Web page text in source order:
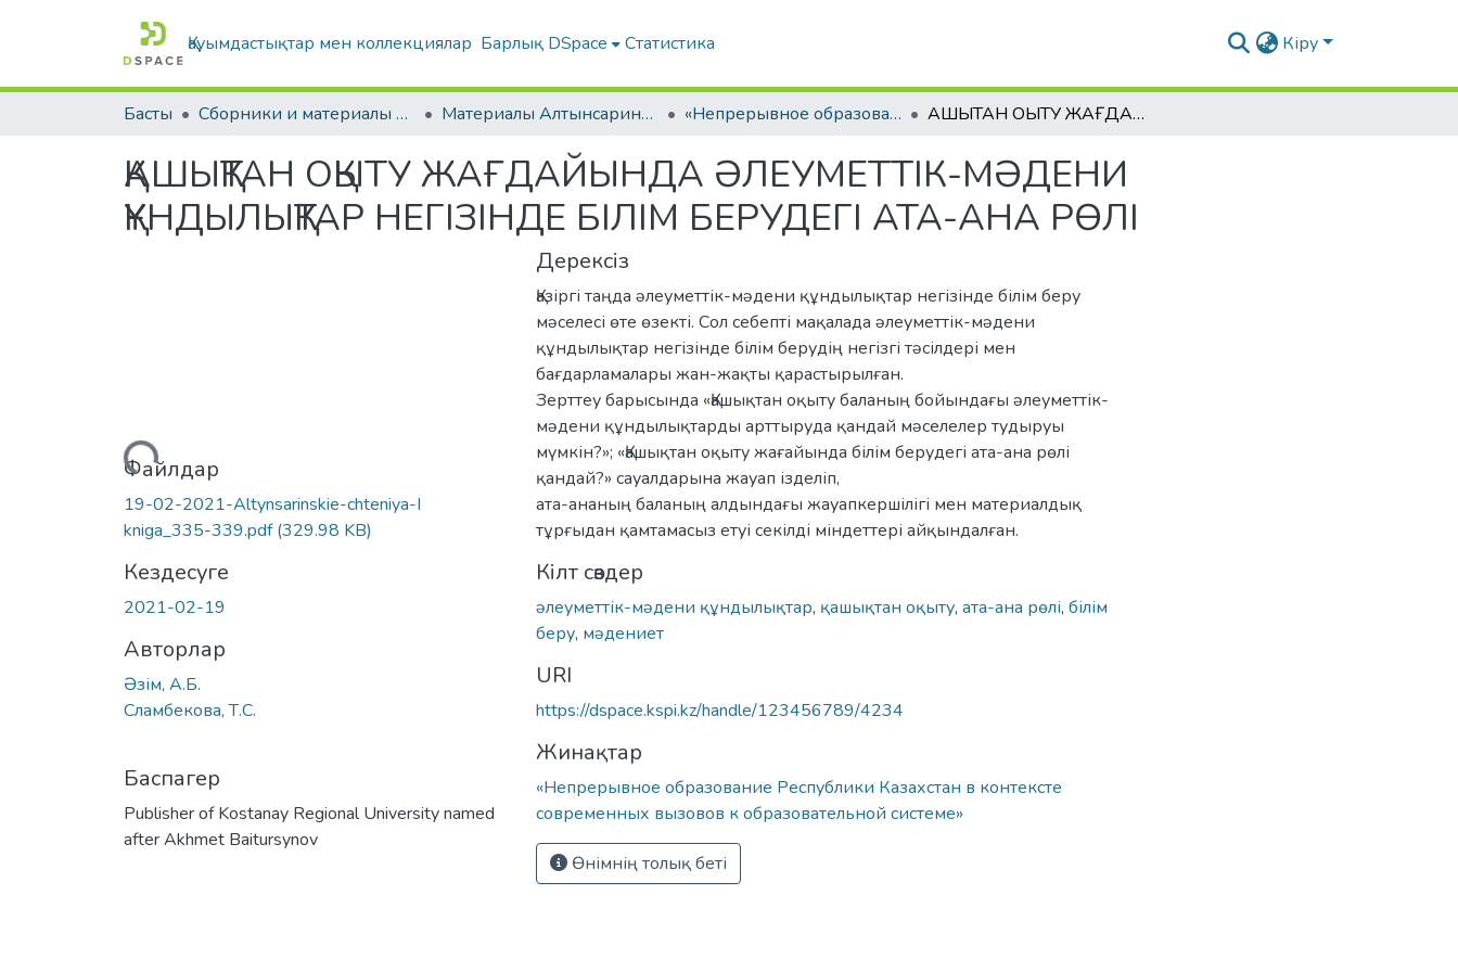
Қауымдастықтар мен коллекциялар Барлық DSpace Статистика Кіру
Басты Сборники и материалы конференций Материалы Алтынсаринских педагогических чтений «Непрерывное образование Республики Казахстан в контексте современных вызовов к образовательной системе» ҚАШЫҚТАН ОҚЫТУ ЖАҒДАЙЫНДА ƏЛЕУМЕТТІК-МƏДЕНИ ҚҰНДЫЛЫҚТАР НЕГІЗІНДЕ БІЛІМ БЕРУДЕГІ АТА-АНА РӨЛІ
ҚАШЫҚТАН ОҚЫТУ ЖАҒДАЙЫНДА ƏЛЕУМЕТТІК-МƏДЕНИ
ҚҰНДЫЛЫҚТАР НЕГІЗІНДЕ БІЛІМ БЕРУДЕГІ АТА-АНА РӨЛІ
Жүктеу...
Файлдар
19-02-2021-Altynsarinskie-chteniya-I
kniga_335-339.pdf(329.98 KB)
Кездесуге
2021-02-19
Авторлар
Əзім, А.Б.
Сламбекова, Т.С.
Баспагер
Publisher of Kostanay Regional University named
after Akhmet Baitursynov
Дерексіз
Қазіргі таңда əлеуметтік-мəдени құндылықтар негізінде білім беру
мəселесі өте өзекті. Сол себепті мақалада əлеуметтік-мəдени
құндылықтар негізінде білім берудің негізгі тəсілдері мен
бағдарламалары жан-жақты қарастырылған.
Зерттеу барысында «Қашықтан оқыту баланың бойындағы əлеуметтік-
мəдени құндылықтарды арттыруда қандай мəселелер тудыруы
мүмкін?»; «Қашықтан оқыту жағайында білім берудегі ата-ана рөлі
қандай?» сауалдарына жауап ізделіп,
ата-ананың баланың алдындағы жауапкершілігі мен материалдық
тұрғыдан қамтамасыз етуі секілді міндеттері айқындалған.
Кілт сөздер
əлеуметтік-мəдени құндылықтар, қашықтан оқыту, ата-ана рөлі, білім
беру, мəдениет
URI
https://dspace.kspi.kz/handle/123456789/4234
Жинақтар
«Непрерывное образование Республики Казахстан в контексте
современных вызовов к образовательной системе»
Өнімнің толық беті